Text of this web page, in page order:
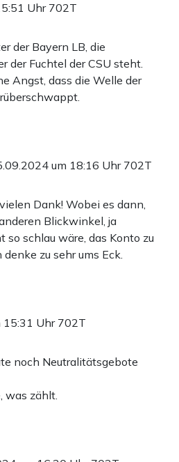
Uhr 702T
der Bayern LB, die
der Fuchtel der CSU steht.
Angst, dass die Welle der
um 18:16 Uhr 702T
Dank! Wobei es dann,
Blickwinkel, ja
so schlau wäre, das Konto zu
zu sehr ums Eck.
15:31 Uhr 702T
noch Neutralitätsgebote
was zählt.